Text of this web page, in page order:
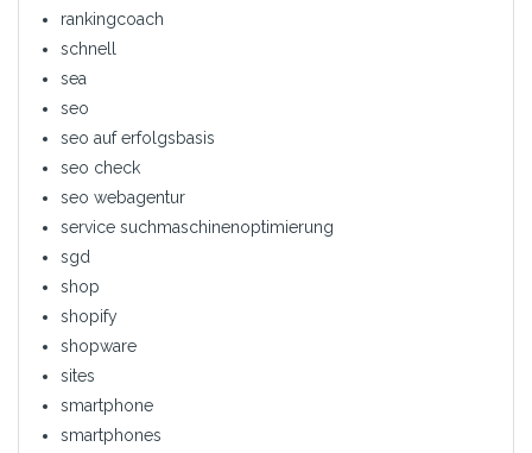
rankingcoach
schnell
sea
seo
seo auf erfolgsbasis
seo check
seo webagentur
service suchmaschinenoptimierung
sgd
shop
shopify
shopware
sites
smartphone
smartphones